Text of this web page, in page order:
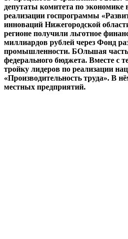
депутаты комитета по экономике
реализации госпрограммы
инноваций Нижегородской
регионе получили льготное
миллиардов рублей через Фонд
промышленности. БОльшая часть
федерального бюджета. Вместе с
тройку лидеров по реализации
«Производительность труда». В
местных предприятий.